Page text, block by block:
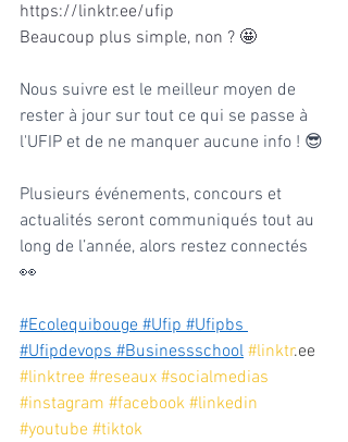
https://linktr.ee/ufip
Beaucoup plus simple, non ? 🤩
Nous suivre est le meilleur moyen de
rester à jour sur tout ce qui se passe à
l'UFIP et de ne manquer aucune info ! 😎
Plusieurs événements, concours et
actualités seront communiqués tout au
long de l’année, alors restez connectés
👀
#Ecolequibouge #Ufip #Ufipbs
#Ufipdevops #Businessschool #linktr.ee
#linktree #reseaux #socialmedias
#instagram #facebook #linkedin
#youtube #tiktok